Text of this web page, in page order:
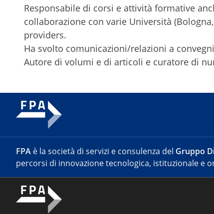
Responsabile di corsi e attività formative
collaborazione con varie Università
providers.
Ha svolto comunicazioni/relazioni a
Autore di volumi e di articoli e curatore di
FPA è la società di servizi e consulenza del Gruppo
percorsi di innovazione tecnologica, istituzionale e